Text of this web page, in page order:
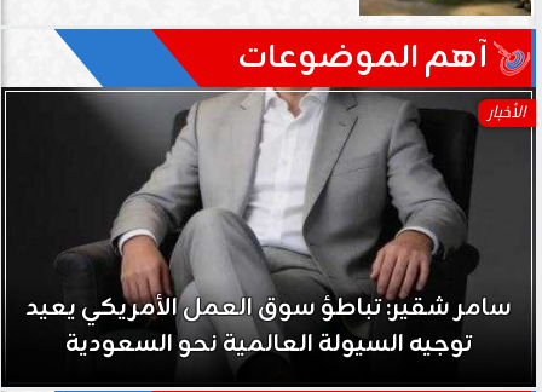
آهم الموضوعات
الأخبار
سامر شقير: تباطؤ سوق العمل الأمريكي يعيد
توجيه السيولة العالمية نحو السعودية